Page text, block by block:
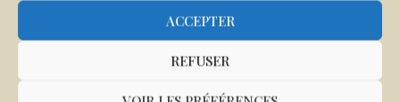
ACCEPTER
REFUSER
CENTRALE SOLAIRE DE SANANKOROBA
CENTRE D'INTELLIGENCE ARTIFICIELLE
CENTRE DE SANTÉ COMMUNAUTAIRE
CENTRE INTERNATIONAL DE CONFÉRENCES DE BAMAKO